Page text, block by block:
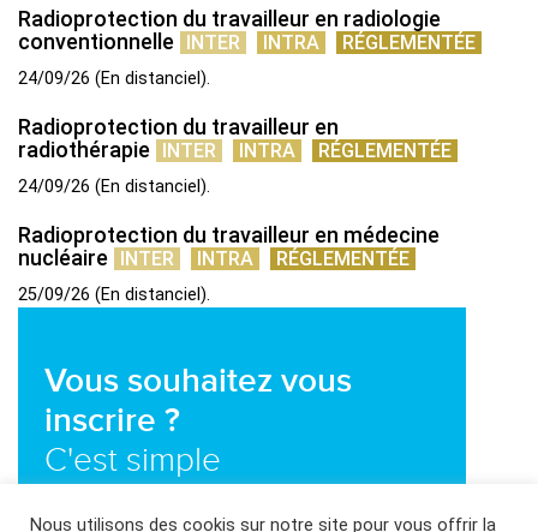
Radioprotection du travailleur en radiologie
conventionnelle INTER INTRA RÉGLEMENTÉE
24/09/26 (En distanciel )
Radioprotection du travailleur en
radiothérapie INTER INTRA RÉGLEMENTÉE
24/09/26 (En distanciel )
Radioprotection du travailleur en médecine
nucléaire INTER INTRA RÉGLEMENTÉE
25/09/26 (En distanciel )
Vous souhaitez vous
inscrire ?
C'est simple
Nous utilisons des cookis sur notre site pour vous offrir la